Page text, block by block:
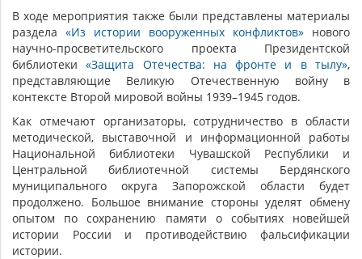
В ходе мероприятия также были представлены материалы
раздела «Из истории вооруженных конфликтов» нового
научно-просветительского проекта Президентской
библиотеки«Защита Отечества: на фронте и в тылу»,
представляющие Великую Отечественную войну в
контексте Второй мировой войны 1939–1945 годов.
Как отмечают организаторы, сотрудничество в области
методической, выставочной и информационной работы
Национальной библиотеки Чувашской Республики и
Центральной библиотечной системы Бердянского
муниципального округа Запорожской области будет
продолжено. Большое внимание стороны уделят обмену
опытом по сохранению памяти о событиях новейшей
истории России и противодействию фальсификации
истории.